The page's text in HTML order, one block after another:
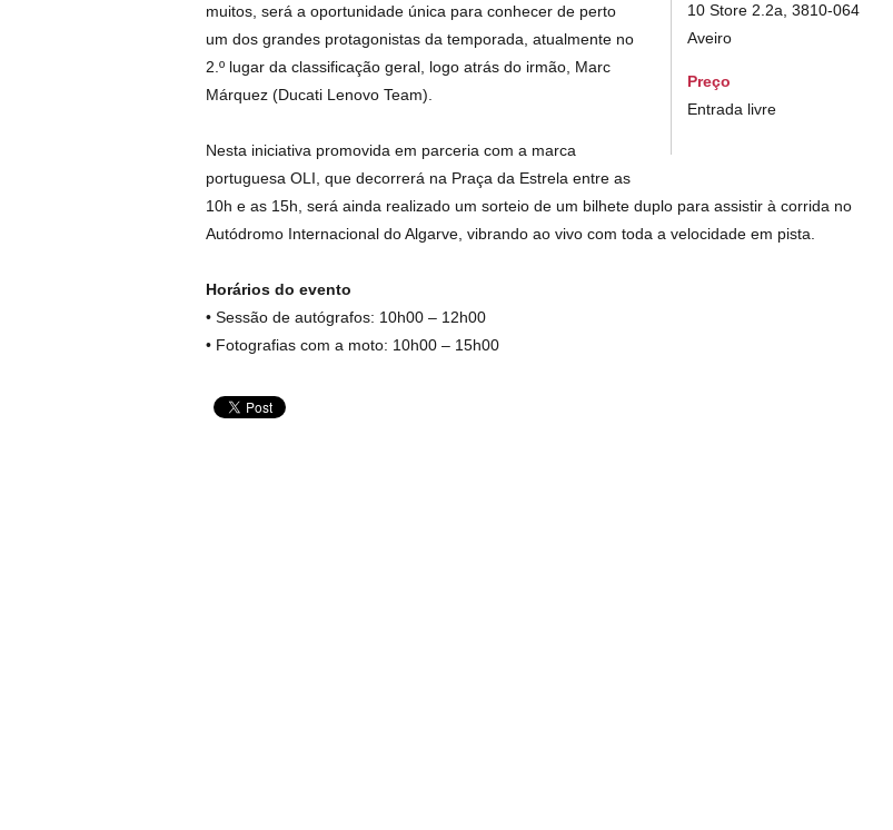
10 Store 2.2a, 3810-064
Aveiro
Preço
Entrada livre
muitos, será a oportunidade única para conhecer de perto
um dos grandes protagonistas da temporada, atualmente no
2.º lugar da classificação geral, logo atrás do irmão, Marc
Márquez (Ducati Lenovo Team).
Nesta iniciativa promovida em parceria com a marca
portuguesa OLI, que decorrerá na Praça da Estrela entre as
10h e as 15h, será ainda realizado um sorteio de um bilhete duplo para assistir à corrida no
Autódromo Internacional do Algarve, vibrando ao vivo com toda a velocidade em pista.
Horários do evento
• Sessão de autógrafos: 10h00 – 12h00
• Fotografias com a moto: 10h00 – 15h00